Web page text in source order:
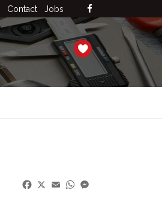
Contact Jobs
Facebook
X EmailWhatsApp